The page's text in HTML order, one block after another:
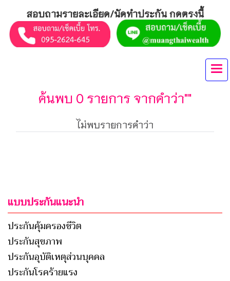
สอบถามรายละเอียด/นัดทำประกัน กดตรงนี้
ค้นพบ 0 รายการ จากคำว่า""
ไม่พบรายการคำว่า
แบบประกันแนะนำ
ประกันคุ้มครองชีวิต
ประกันสุขภาพ
ประกันอุบัติเหตุส่วนบุคคล
ประกันโรคร้ายแรง